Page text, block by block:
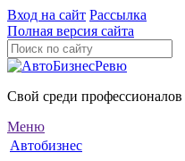
Вход на сайт Рассылка
Полная версия сайта
Свой среди профессионалов
Меню
Автобизнес